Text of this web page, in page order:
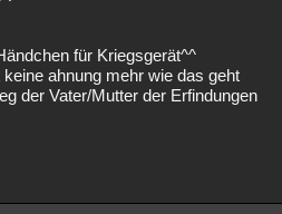
für Kriegsgerät^^
ahnung mehr wie das geht
der Vater/Mutter der Erfindungen